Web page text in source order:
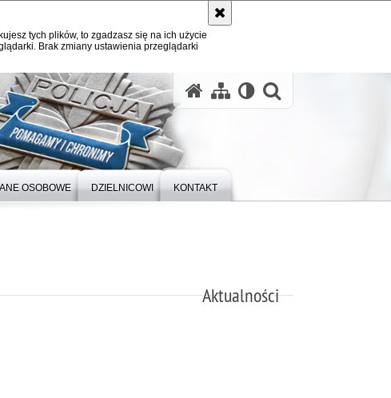
tych plików, to zgadzasz się na ich użycie
Brak zmiany ustawienia przeglądarki
OSOBOWE DZIELNICOWI KONTAKT
Aktualności